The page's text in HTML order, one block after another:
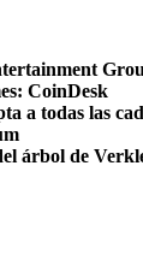
CoinDesk
a todas las
árbol de